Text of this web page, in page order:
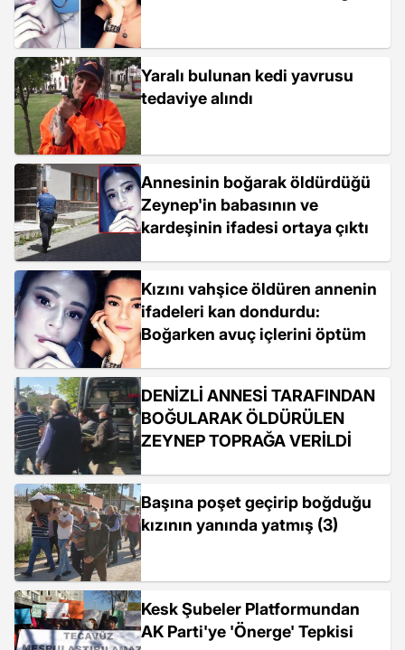
Yaralı bulunan kedi yavrusu
tedaviye alındı
Annesinin boğarak öldürdüğü
Zeynep'in babasının ve
kardeşinin ifadesi ortaya çıktı
Kızını vahşice öldüren annenin
ifadeleri kan dondurdu:
Boğarken avuç içlerini öptüm
DENİZLİ ANNESİ TARAFINDAN
BOĞULARAK ÖLDÜRÜLEN
ZEYNEP TOPRAĞA VERİLDİ
Başına poşet geçirip boğduğu
kızının yanında yatmış (3)
Kesk Şubeler Platformundan
AK Parti'ye 'Önerge' Tepkisi